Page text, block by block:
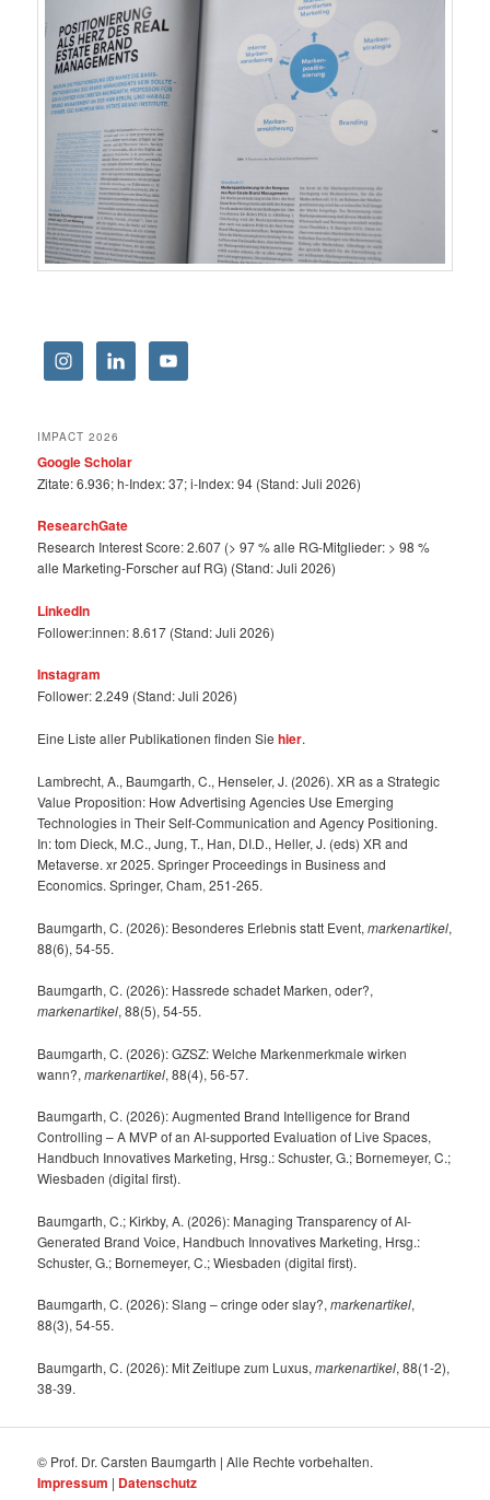
IMPACT 2026
Google Scholar
Zitate: 6.936; h-Index: 37; i-Index: 94 (Stand: Juli 2026)
ResearchGate
Research Interest Score: 2.607 (> 97 % alle RG-Mitglieder: > 98 %
alle Marketing-Forscher auf RG) (Stand: Juli 2026)
LinkedIn
Follower:innen: 8.617 (Stand: Juli 2026)
Instagram
Follower: 2.249 (Stand: Juli 2026)
Eine Liste aller Publikationen finden Siehier.
Lambrecht, A., Baumgarth, C., Henseler, J. (2026). XR as a Strategic
Value Proposition: How Advertising Agencies Use Emerging
Technologies in Their Self-Communication and Agency Positioning.
In: tom Dieck, M.C., Jung, T., Han, DI.D., Heller, J. (eds) XR and
Metaverse. xr 2025. Springer Proceedings in Business and
Economics. Springer, Cham, 251-265.
Baumgarth, C. (2026): Besonderes Erlebnis statt Event,markenartikel,
88(6), 54-55.
Baumgarth, C. (2026): Hassrede schadet Marken, oder?,
markenartikel, 88(5), 54-55.
Baumgarth, C. (2026): GZSZ: Welche Markenmerkmale wirken
wann?,markenartikel, 88(4), 56-57.
Baumgarth, C. (2026): Augmented Brand Intelligence for Brand
Controlling – A MVP of an AI-supported Evaluation of Live Spaces,
Handbuch Innovatives Marketing, Hrsg.: Schuster, G.; Bornemeyer, C.;
Wiesbaden (digital first).
Baumgarth, C.; Kirkby, A. (2026): Managing Transparency of AI-
Generated Brand Voice, Handbuch Innovatives Marketing, Hrsg.:
Schuster, G.; Bornemeyer, C.; Wiesbaden (digital first).
Baumgarth, C. (2026): Slang – cringe oder slay?,markenartikel,
88(3), 54-55.
Baumgarth, C. (2026): Mit Zeitlupe zum Luxus,markenartikel, 88(1-2),
38-39.
© Prof. Dr. Carsten Baumgarth | Alle Rechte vorbehalten.
Impressum | Datenschutz